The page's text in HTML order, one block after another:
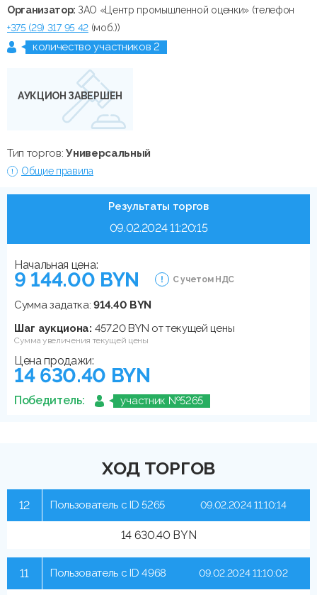
Организатор: ЗАО «Центр промышленной оценки» (телефон
+375 (29) 317 95 42(моб.))
количество участников 2
АУКЦИОН ЗАВЕРШЕН
Тип торгов:Универсальный
Общие правила
Результаты торгов
09.02.2024 11:20:15
Начальная цена:
9 144.00 BYN С учетом НДС
Сумма задатка:914.40 BYN
Шаг аукциона: 457.20 BYN от текущей цены
Сумма увеличения текущей цены
Цена продажи:
14 630.40 BYN
Победитель: участник №5265
ХОД ТОРГОВ
12 Пользователь с ID 5265
14 630.40 BYN
09.02.2024 11:10:14
11 Пользователь с ID 4968 09.02.2024 11:10:02